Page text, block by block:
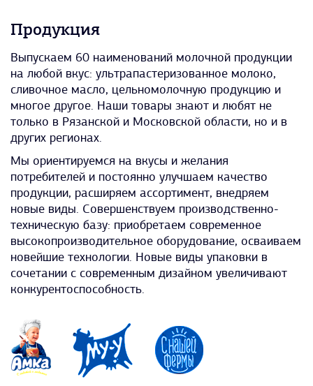
Продукция
Выпускаем 60 наименований молочной продукции
на любой вкус: ультрапастеризованное молоко,
сливочное масло, цельномолочную продукцию и
многое другое. Наши товары знают и любят не
только в Рязанской и Московской области, но и в
других регионах.
Мы ориентируемся на вкусы и желания
потребителей и постоянно улучшаем качество
продукции, расширяем ассортимент, внедряем
новые виды. Совершенствуем производственно-
техническую базу: приобретаем современное
высокопроизводительное оборудование, осваиваем
новейшие технологии. Новые виды упаковки в
сочетании с современным дизайном увеличивают
конкурентоспособность.